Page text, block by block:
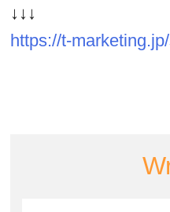
↓↓↓
https://t-